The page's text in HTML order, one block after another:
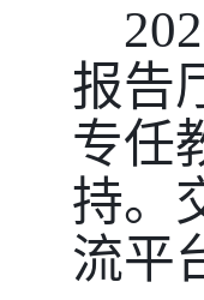
报告
专任
持。
流平